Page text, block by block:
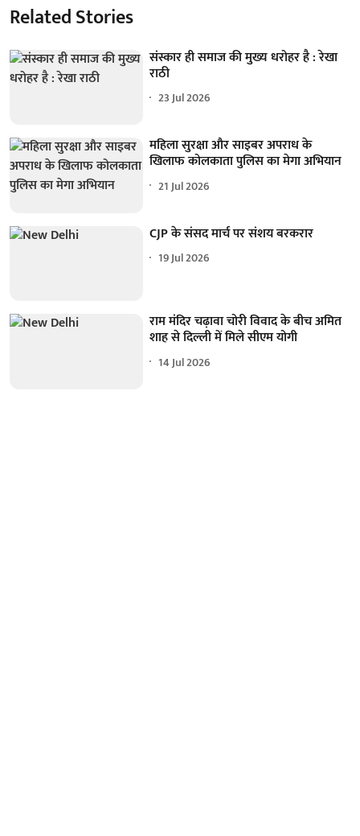
Related Stories
संस्कार ही समाज की मुख्य धरोहर है : रेखा
राठी
23 Jul 2026
महिला सुरक्षा और साइबर अपराध के
खिलाफ कोलकाता पुलिस का मेगा अभियान
21 Jul 2026
CJP के संसद मार्च पर संशय बरकरार
19 Jul 2026
राम मंदिर चढ़ावा चोरी विवाद के बीच अमित
शाह से दिल्ली में मिले सीएम योगी
14 Jul 2026